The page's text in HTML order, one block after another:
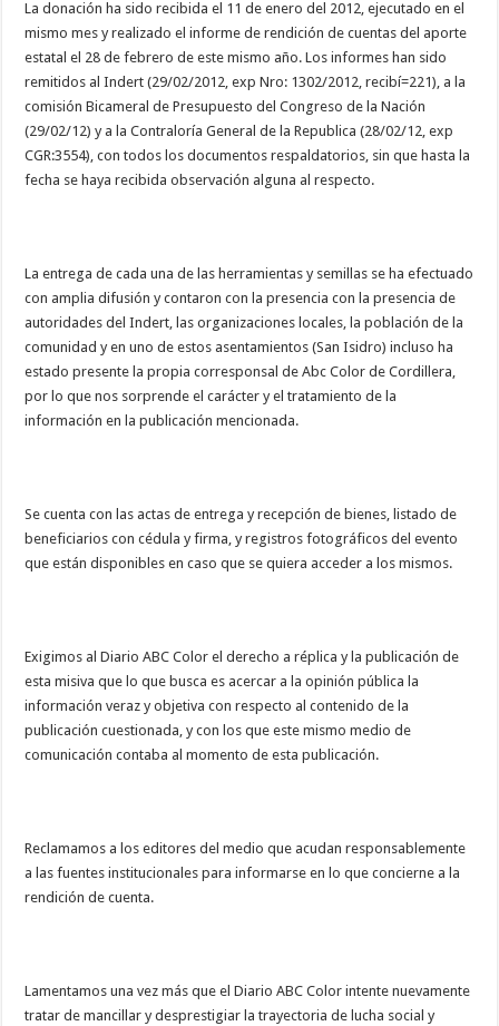
La donación ha sido recibida el 11 de enero del 2012, ejecutado en el
mismo mes y realizado el informe de rendición de cuentas del aporte
estatal el 28 de febrero de este mismo año. Los informes han sido
remitidos al Indert (29/02/2012, exp Nro: 1302/2012, recibí=221), a la
comisión Bicameral de Presupuesto del Congreso de la Nación
(29/02/12) y a la Contraloría General de la Republica (28/02/12, exp
CGR:3554), con todos los documentos respaldatorios, sin que hasta la
fecha se haya recibida observación alguna al respecto.
La entrega de cada una de las herramientas y semillas se ha efectuado
con amplia difusión y contaron con la presencia con la presencia de
autoridades del Indert, las organizaciones locales, la población de la
comunidad y en uno de estos asentamientos (San Isidro) incluso ha
estado presente la propia corresponsal de Abc Color de Cordillera,
por lo que nos sorprende el carácter y el tratamiento de la
información en la publicación mencionada.
Se cuenta con las actas de entrega y recepción de bienes, listado de
beneficiarios con cédula y firma, y registros fotográficos del evento
que están disponibles en caso que se quiera acceder a los mismos.
Exigimos al Diario ABC Color el derecho a réplica y la publicación de
esta misiva que lo que busca es acercar a la opinión pública la
información veraz y objetiva con respecto al contenido de la
publicación cuestionada, y con los que este mismo medio de
comunicación contaba al momento de esta publicación.
Reclamamos a los editores del medio que acudan responsablemente
a las fuentes institucionales para informarse en lo que concierne a la
rendición de cuenta.
Lamentamos una vez más que el Diario ABC Color intente nuevamente
tratar de mancillar y desprestigiar la trayectoria de lucha social y